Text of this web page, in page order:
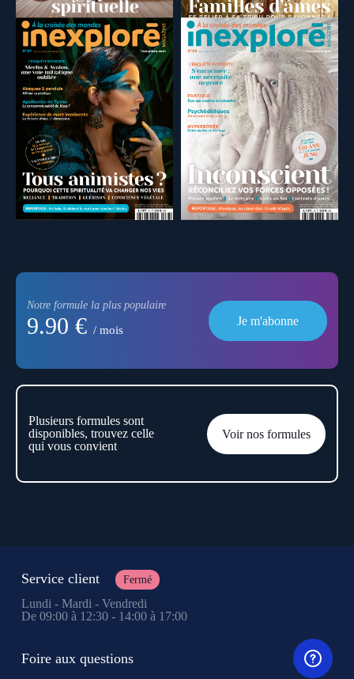
Notre formule la plus populaire
9.90 € / mois
Je m'abonne
Plusieurs formules sont
disponibles, trouvez celle
qui vous convient
Voir nos formules
Service client Fermé
Lundi - Mardi - Vendredi
De 09:00 à 12:30 - 14:00 à 17:00
Foire aux questions